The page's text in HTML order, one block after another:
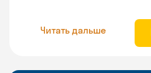
Читать дальше